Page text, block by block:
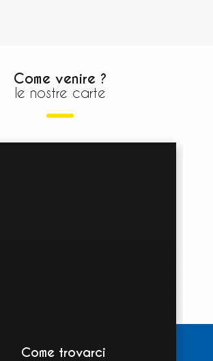
Come venire ?
le nostre carte
Come trovarci